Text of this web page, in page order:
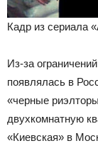
Кадр из сериала
Из-за
появлялась в
«черные
двухкомнатную
«Киевская» в